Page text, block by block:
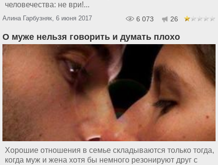
человечества: не ври!...
Алина Гарбузняк, 6 июня 2017 6 073 26
О муже нельзя говорить и думать плохо
Хорошие отношения в семье складываются только тогда,
когда муж и жена хотя бы немного резонируют друг с